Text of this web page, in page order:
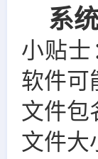
系
小贴
软件可
文件包
文件大